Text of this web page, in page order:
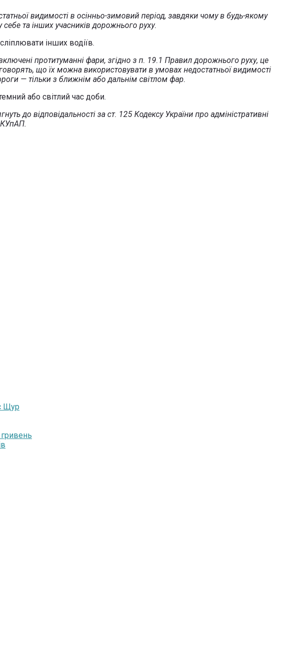
видимості в осінньо-зимовий період, завдяки чому в будь-якому
та інших учасників дорожнього руху.
інших водіїв.
протитуманні фари, згідно з п. 19.1 Правил дорожнього руху, це
що їх можна використовувати в умовах недостатньої видимості
— тільки з ближнім або дальнім світлом фар.
або світлий час доби.
до відповідальності за ст. 125 Кодексу України про адміністративні
Щур